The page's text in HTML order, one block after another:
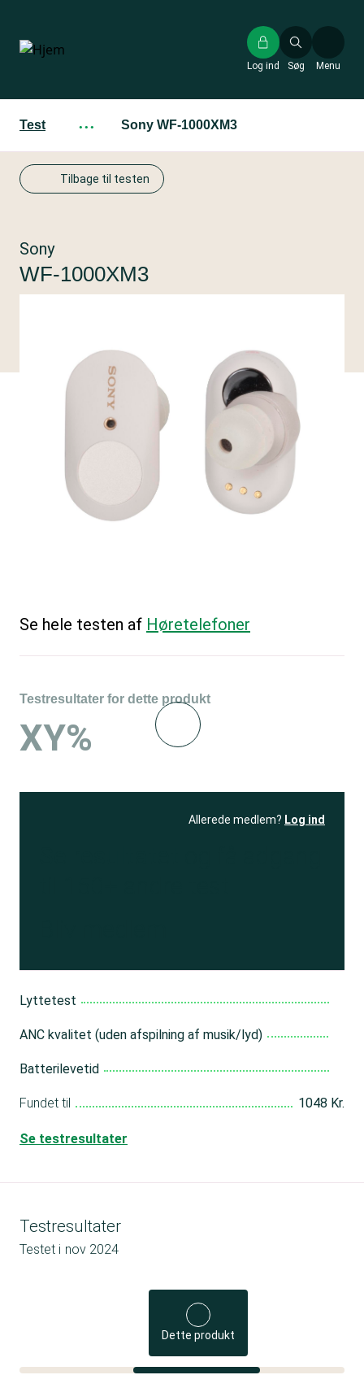
hovedindhold
Søg
Log ind Menu
Test ··· Sony WF-1000XM3
Tilbage til testen
Sony
WF-1000XM3
Se hele testen af Høretelefoner
Testresultater for dette produkt
XY%
Allerede medlem? Log ind
Lyttetest
ANC kvalitet (uden afspilning af musik/lyd)
Batterilevetid
Fundet til 1048 Kr.
Se testresultater
Testresultater
Testet i nov 2024
Dette produkt